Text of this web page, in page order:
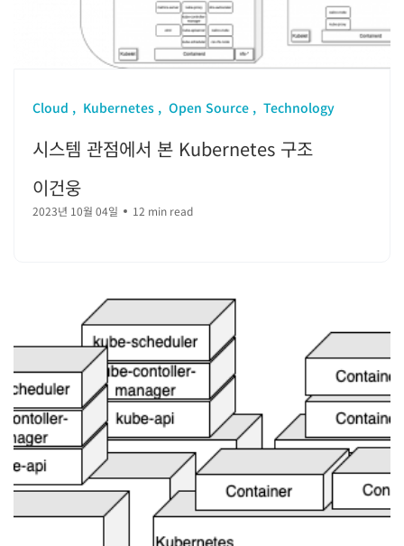
Cloud Kubernetes Open Source Technology
시스템 관점에서 본 Kubernetes 구조
이건웅
2023년 10월 04일 12 min read